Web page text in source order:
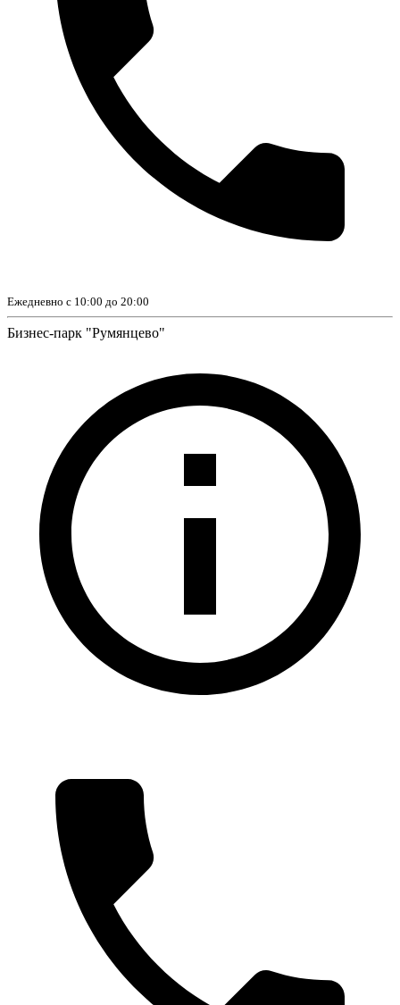
Ежедневно с 10:00 до 20:00
Бизнес-парк "Румянцево"